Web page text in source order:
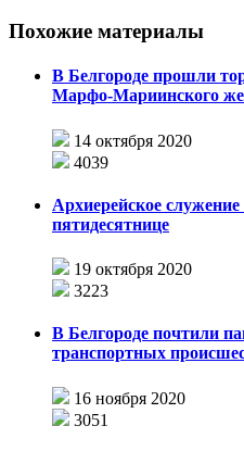
Похожие материалы
В Белгороде прошли
Марфо-Мариинского
14 октября 2020
4039
Архиерейское
пятидесятнице
19 октября 2020
3223
В Белгороде почтили
транспортных
16 ноября 2020
3051